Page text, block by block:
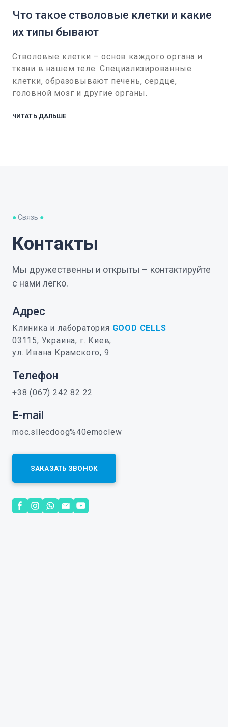
Что такое стволовые клетки и какие
их типы бывают
Стволовые клетки – основ каждого органа и
ткани в нашем теле. Специализированные
клетки, образовывают печень, сердце,
головной мозг и другие органы.
ЧИТАТЬ ДАЛЬШЕ
●Связь ●
Контакты
Мы дружественны и открыты – контактируйте
с нами легко.
Адрес
Клиника и лаборатория GOOD CELLS
03115, Украина, г. Киев,
ул. Ивана Крамского, 9
Телефон
+38 (067) 242 82 22
E-mail
moc.sllecdoog%40emoclew
ЗАКАЗАТЬ ЗВОНОК